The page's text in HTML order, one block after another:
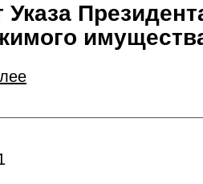
Указа